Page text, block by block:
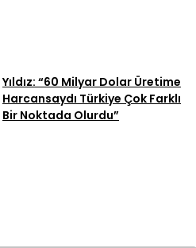
Yıldız: “60 Milyar Dolar Üretime
Harcansaydı Türkiye Çok Farklı
Bir Noktada Olurdu”